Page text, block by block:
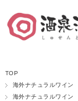
TOP
海外ナチュラルワイン
海外ナチュラルワイン